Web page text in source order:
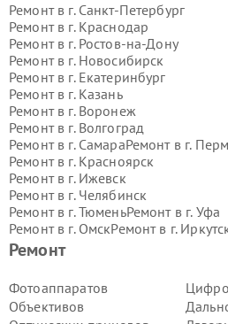
Ремонт
Фотоаппаратов
Объективов
Ремонт в г. Санкт-Петербург
Ремонт в г. Краснодар
Ремонт в г. Ростов-на-Дону
Ремонт в г. Новосибирск
Ремонт в г. Екатеринбург
Ремонт в г. Казань
Ремонт в г. Воронеж
Ремонт в г. Волгоград
Ремонт в г. СамараРемонт в г.
Ремонт в г. Красноярск
Ремонт в г. Ижевск
Ремонт в г. Челябинск
Ремонт в г.ТюменьРемонт в г. Уфа
Ремонт в г. ОмскРемонт в г.
Ремонт в г.
Ремонт в г.
Ремонт в г.Тольятти
Ремонт в г.Хабаровск